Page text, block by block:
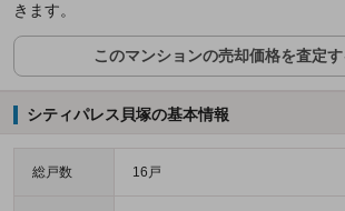
きます。
このマンションの売却価格を査定す
シティパレス貝塚の基本情報
総戸数 16戸